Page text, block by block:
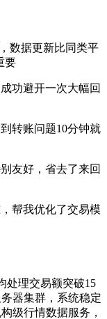
数据更新比同类平
要
功避开一次大幅回
转账问题10分钟就
友好，省去了来回
帮我优化了交易模
处理交易额突破15
器集群，系统稳定
级行情数据服务，